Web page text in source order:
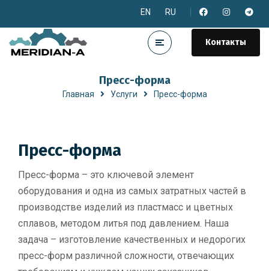
EN RU
Контакты
Пресс-форма
Главная Услуги Пресс-форма
Пресс-форма
Пресс-форма – это ключевой элемент
оборудования и одна из самых затратных частей в
производстве изделий из пластмасс и цветных
сплавов, методом литья под давлением. Наша
задача – изготовление качественных и недорогих
пресс-форм различной сложности, отвечающих